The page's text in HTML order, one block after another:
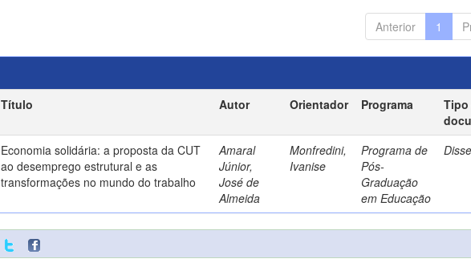
Anterior 1
Título Autor Orientador Programa
Tipo
Economia solidária: a proposta da CUT
ao desemprego estrutural e as
transformações no mundo do trabalho
Amaral
Júnior,
José de
Almeida
Monfredini,
Ivanise
Programa de
Pós-
Graduação
em Educação